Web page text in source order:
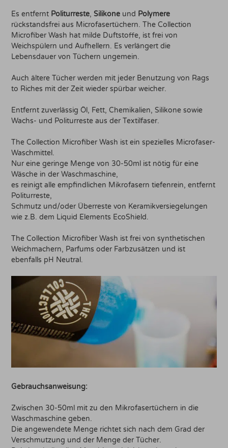
Es entfernt Politurreste,Silikone und Polymere
rückstandsfrei aus Microfasertüchern. The Collection
Microfiber Wash hat milde Duftstoffe, ist frei von
Weichspülern und Aufhellern. Es verlängert die
Lebensdauer von Tüchern ungemein.
Auch ältere Tücher werden mit jeder Benutzung von Rags
to Riches mit der Zeit wieder spürbar weicher.
Entfernt zuverlässig Öl, Fett, Chemikalien, Silikone sowie
Wachs- und Politurreste aus der Textilfaser.
The Collection Microfiber Wash ist ein spezielles Microfaser-
Waschmittel.
Nur eine geringe Menge von 30-50ml ist nötig für eine
Wäsche in der Waschmaschine,
es reinigt alle empfindlichen Mikrofasern tiefenrein, entfernt
Politurreste,
Schmutz und/oder Überreste von Keramikversiegelungen
wie z.B. dem Liquid Elements EcoShield.
The Collection Microfiber Wash ist frei von synthetischen
Weichmachern, Parfums oder Farbzusätzen und ist
ebenfalls pH Neutral.
Gebrauchsanweisung:
Zwischen 30-50ml mit zu den Mikrofasertüchern in die
Waschmaschine geben.
Die angewendete Menge richtet sich nach dem Grad der
Verschmutzung und der Menge der Tücher.